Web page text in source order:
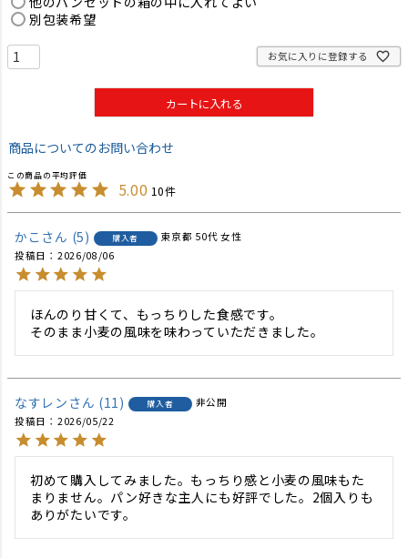
必
別包装希望
お気に入りに登録する
カートに入れる
商品についてのお問い合わせ
5.00 10
かこ 5 購入者 東京都 50代 女性
投稿日
2026/08/06
ほんのり甘くて、もっちりした食感です。
そのまま小麦の風味を味わっていただきました。
なすレン 11 購入者
非公開
投稿日
2026/05/22
初めて購入してみました。もっちり感と小麦の風味もた
まりません。パン好きな主人にも好評でした。2個入りも
ありがたいです。